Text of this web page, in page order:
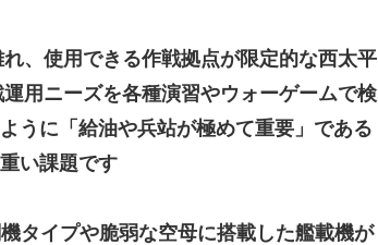
、使用できる作戦拠点が限定的な西太平
用ニーズを各種演習やウォーゲームで検
うに「給油や兵站が極めて重要」である
い課題です
タイプや脆弱な空母に搭載した艦載機が